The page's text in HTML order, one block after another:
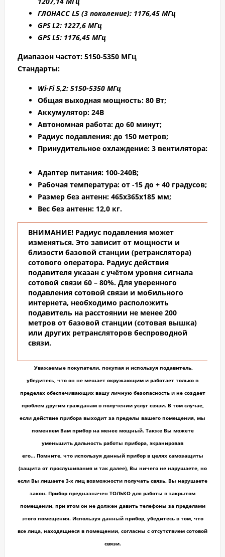
ГЛОНАСС L5 (3 поколение): 1176,45 МГц
GPS L2: 1227,6 МГц
GPS L5: 1176,45 МГц
Диапазон частот: 5150-5350 МГц
Стандарты:
Wi-Fi 5,2: 5150-5350 МГц
Общая выходная мощность: 80 Вт;
Аккумулятор: 24В
Автономная работа: до 60 минут;
Радиус подавления: до 150 метров;
Принудительное охлаждение: 3 вентилятора:
Адаптер питания: 100-240В;
Рабочая температура: от -15 до + 40 градусов;
Размер без антенн: 465х365х185 мм;
Вес без антенн: 12,0 кг.
ВНИМАНИЕ! Радиус подавления может
изменяться. Это зависит от мощности и
близости базовой станции (ретранслятора)
сотового оператора. Радиус действия
подавителя указан с учётом уровня сигнала
сотовой связи 60 – 80%. Для уверенного
подавления сотовой связи и мобильного
интернета, необходимо расположить
подавитель на расстоянии не менее 200
метров от базовой станции (сотовая вышка)
или других ретрансляторов беспроводной
связи.
Уважаемые покупатели, покупая и используя подавитель,
убедитесь, что он не мешает окружающим и работает только в
пределах обеспечивающих вашу личную безопасность и не создает
проблем другим гражданам в получении услуг связи. В том случае,
если действие прибора выходит за пределы вашего помещения, мы
поменяем Вам прибор на менее мощный. Также Вы можете
уменьшить дальность работы прибора, экранировав
его... Помните, что используя данный прибор в целях самозащиты
(защита от прослушивания и так далее), Вы ничего не нарушаете, но
если Вы лишаете 3-х лиц возможности получать связь, Вы нарушаете
закон. Прибор предназначен ТОЛЬКО для работы в закрытом
помещении, при этом он не должен давить телефоны за пределами
этого помещения. Используя данный прибор, убедитесь в том, что
все лица, находящиеся в помещении, согласны с отсутствием сотовой
связи.